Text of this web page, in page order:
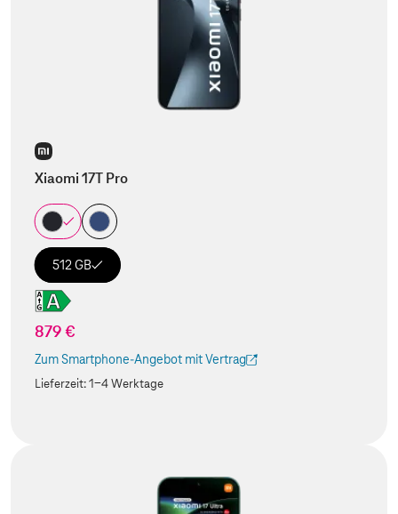
Xiaomi 17T Pro
512 GB
879 €
Zum Smartphone-Angebot mit Vertrag
(Der Link wird in einem neuen Tab geöffnet)
Lieferzeit:1-4 Werktage